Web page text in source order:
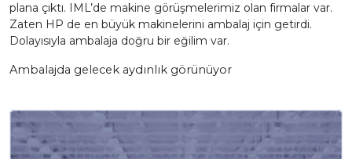
plana çıktı. IML’de makine görüşmelerimiz olan firmalar var.
Zaten HP de en büyük makinelerini ambalaj için getirdi.
Dolayısıyla ambalaja doğru bir eğilim var.
Ambalajda gelecek aydınlık görünüyor